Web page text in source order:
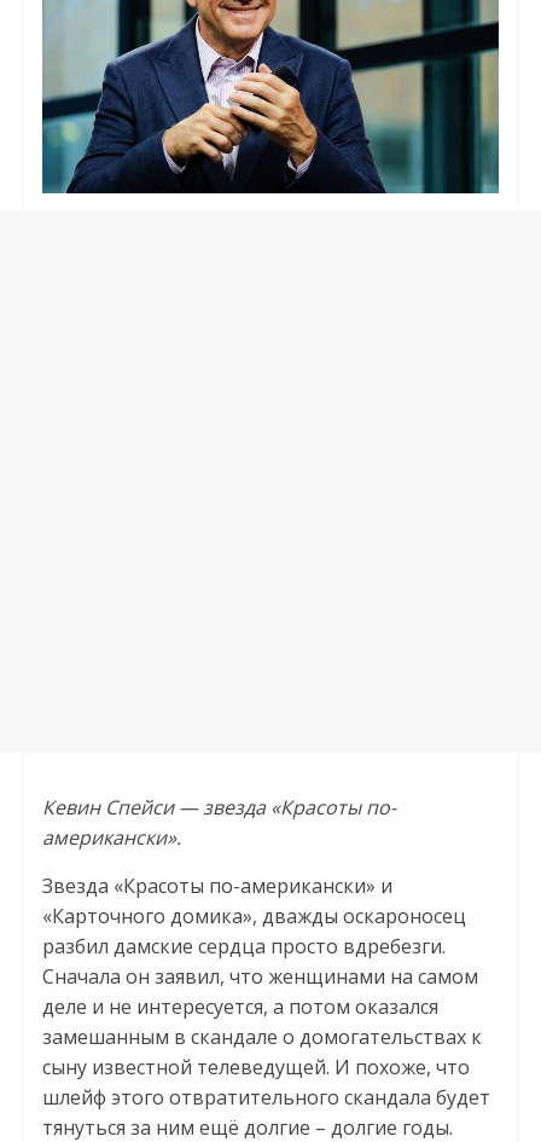
Кевин Спейси — звезда «Красоты по-
американски».
Звезда «Красоты по-американски» и
«Карточного домика», дважды оскароносец
разбил дамские сердца просто вдребезги.
Сначала он заявил, что женщинами на самом
деле и не интересуется, а потом оказался
замешанным в скандале о домогательствах к
сыну известной телеведущей. И похоже, что
шлейф этого отвратительного скандала будет
тянуться за ним ещё долгие – долгие годы.